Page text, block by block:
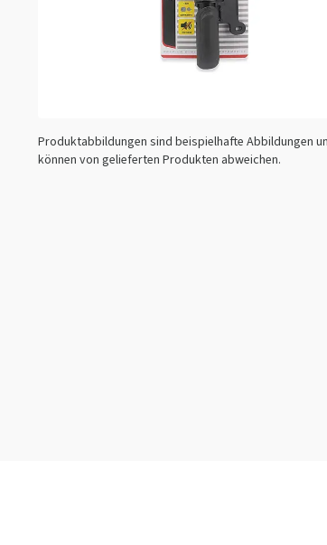
Produktabbildungen sind beispielhafte Abbildungen
können von gelieferten Produkten abweichen.